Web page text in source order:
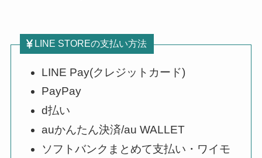
LINE STOREの支払い方法
LINE Pay(クレジットカード)
PayPay
d払い
auかんたん決済/au WALLET
ソフトバンクまとめて支払い・ワイモ